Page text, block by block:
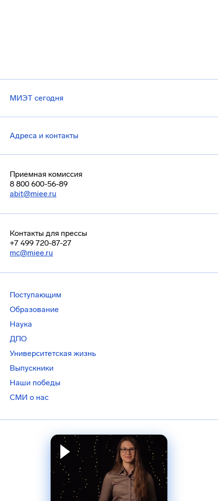
МИЭТ сегодня
Адреса и контакты
Приемная комиссия
8 800 600-56-89
abit@miee.ru
Контакты для прессы
+7 499 720-87-27
mc@miee.ru
Поступающим
Образование
Наука
ДПО
Университетская жизнь
Выпускники
Наши победы
СМИ о нас